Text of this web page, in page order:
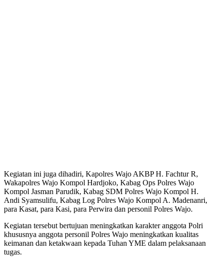
Kegiatan ini juga dihadiri, Kapolres Wajo AKBP H. Fachtur R,
Wakapolres Wajo Kompol Hardjoko, Kabag Ops Polres Wajo
Kompol Jasman Parudik, Kabag SDM Polres Wajo Kompol H.
Andi Syamsulifu, Kabag Log Polres Wajo Kompol A. Madenanri,
para Kasat, para Kasi, para Perwira dan personil Polres Wajo.
Kegiatan tersebut bertujuan meningkatkan karakter anggota Polri
khususnya anggota personil Polres Wajo meningkatkan kualitas
keimanan dan ketakwaan kepada Tuhan YME dalam pelaksanaan
tugas.